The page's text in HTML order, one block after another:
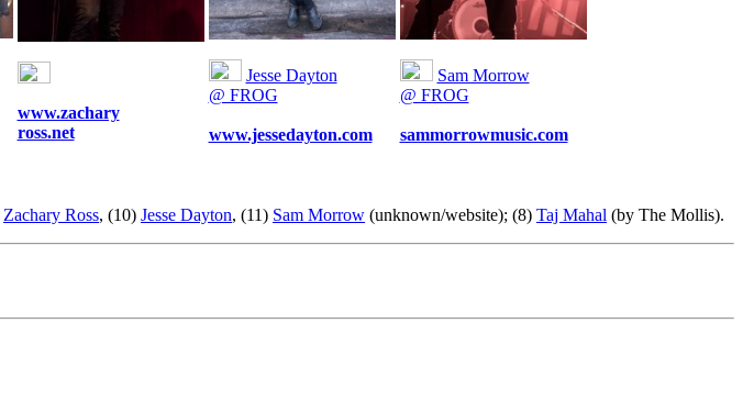
www.zachary
ross.net
Jesse Dayton
@ FROG
www.jessedayton.com
Sam Morrow
@ FROG
sammorrowmusic.com
Zachary Ross, (10) Jesse Dayton, (11) Sam Morrow (unknown/website); (8) Taj Mahal (by The Mollis).